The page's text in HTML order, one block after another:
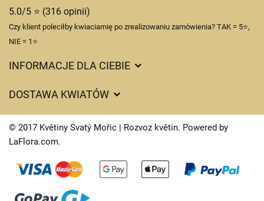
5.0/5 ⭐ (316 opinii)
Czy klient poleciłby kwiaciarnię po zrealizowaniu zamówienia? TAK = 5⭐,
NIE = 1⭐
INFORMACJE DLA CIEBIE
Czasy dostawy kwiatów – przegląd możliwości
DOSTAWA KWIATÓW
Opłaty za dostawę
Gdzie dostarczamy kwiaty
Kontakt
© 2017 Květiny Svatý Mořic | Rozvoz květin. Powered by
LaFlora.com.